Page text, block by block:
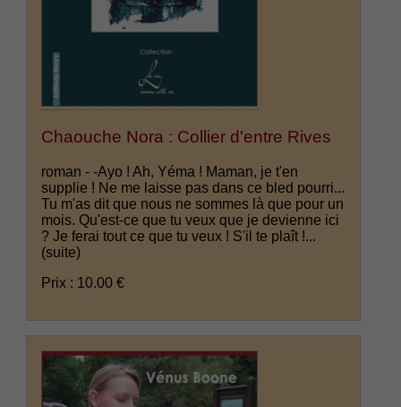
Chaouche Nora : Collier d'entre Rives
roman - -Ayo ! Ah, Yéma ! Maman, je t'en
supplie ! Ne me laisse pas dans ce bled pourri...
Tu m'as dit que nous ne sommes là que pour un
mois. Qu'est-ce que tu veux que je devienne ici
? Je ferai tout ce que tu veux ! S'il te plaît !...
(suite)
Prix : 10.00 €